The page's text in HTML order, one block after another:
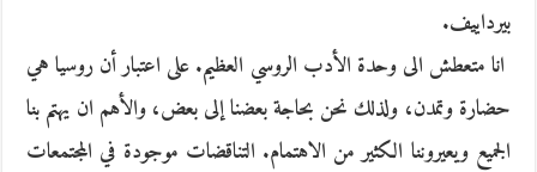
بيرداييف.
انا متعطش الى وحدة الأدب الروسي العظيم. على اعتبار أن روسيا هي
حضارة وتمدن، ولذلك نحن بحاجة بعضنا إلى بعض، والأهم ان يهتم بنا
الجميع ويعيروننا الكثير من الاهتمام. التناقضات موجودة في المجتمعات